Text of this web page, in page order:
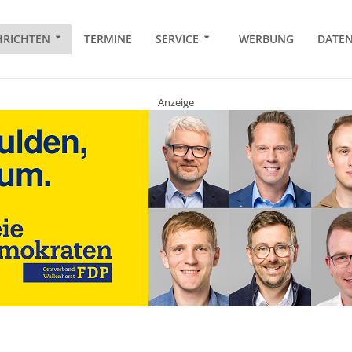
TERMINE SERVICE WERBUNG
Anzeige